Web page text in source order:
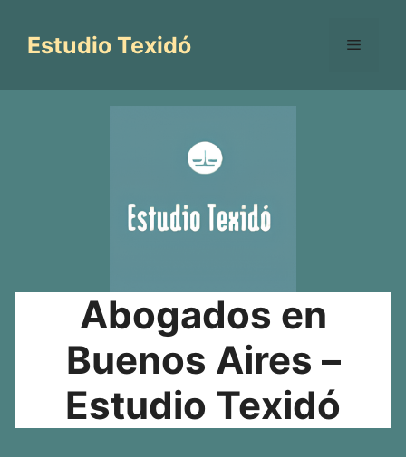
contenido
Estudio Texidó Menú
Abogados en
Buenos Aires –
Estudio Texidó